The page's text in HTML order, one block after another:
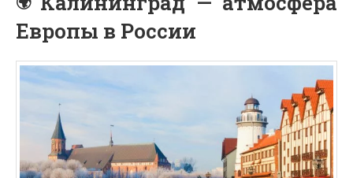
Европы в России